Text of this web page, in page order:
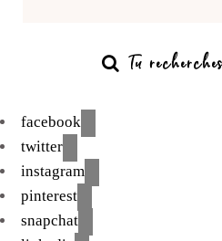
facebook
twitter
instagram
pinterest
snapchat